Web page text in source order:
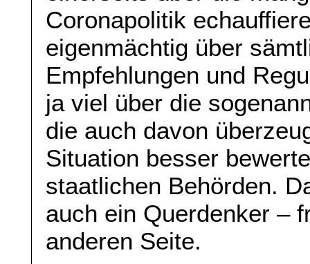
Coronapolitik
eigenmächtig über
Empfehlungen und
ja viel über die
die auch davon
Situation besser
staatlichen Behörden.
auch ein Querdenker –
anderen Seite.